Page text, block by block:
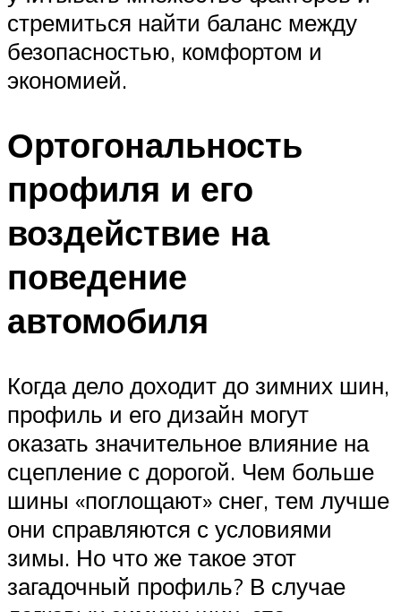
стремиться найти баланс между
безопасностью, комфортом и
экономией.
Ортогональность
профиля и его
воздействие на
поведение
автомобиля
Когда дело доходит до зимних шин,
профиль и его дизайн могут
оказать значительное влияние на
сцепление с дорогой. Чем больше
шины «поглощают» снег, тем лучше
они справляются с условиями
зимы. Но что же такое этот
загадочный профиль? В случае